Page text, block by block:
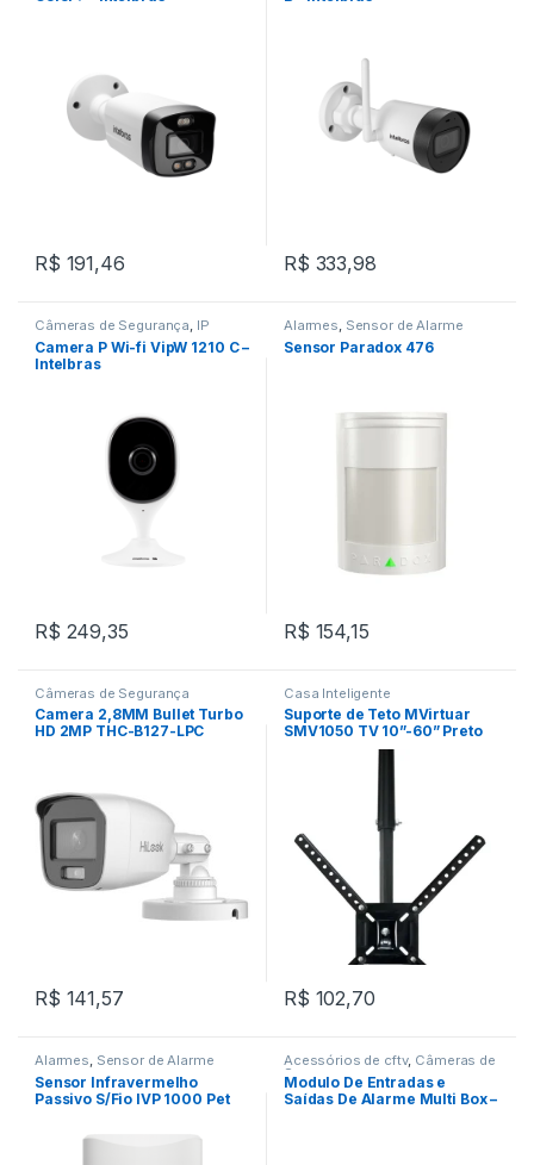
R$ 191,46 R$ 333,98
Câmeras de Segurança IP
Camera P Wi-fi VipW 1210 C –
Intelbras
R$ 249,35
Alarmes Sensor de Alarme
Sensor Paradox 476
R$ 154,15
Câmeras de Segurança
Camera 2,8MM Bullet Turbo
HD 2MP THC-B127-LPC
R$ 141,57
Casa Inteligente
Suporte de Teto MVirtuar
SMV1050 TV 10”-60” Preto
Ajustável Giro 360º
R$ 102,70
Alarmes, Sensor de Alarme
Sensor Infravermelho
Passivo S/Fio IVP 1000 Pet
Acessórios de cftv, Câmeras de
Segurança
Modulo De Entradas e
Saídas De Alarme Multi Box –